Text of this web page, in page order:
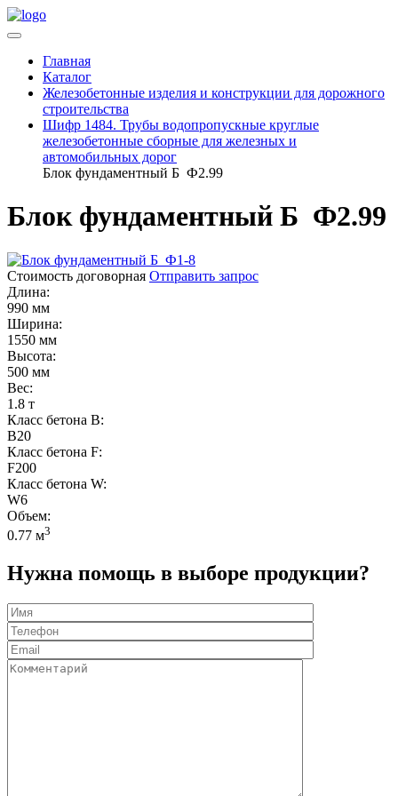
Главная
Каталог
Железобетонные изделия и конструкции для дорожного
строительства
Шифр 1484. Трубы водопропускные круглые
железобетонные сборные для железных и
автомобильных дорог
Блок фундаментный Б Ф2.99
Блок фундаментный Б Ф2.99
Стоимость договорная Отправить запрос
Длина:
990 мм
Ширина:
1550 мм
Высота:
500 мм
Вес:
1.8 т
Класс бетона B:
B20
Класс бетона F:
F200
Класс бетона W:
W6
Объем:
0.77 м3
Нужна помощь в выборе продукции?